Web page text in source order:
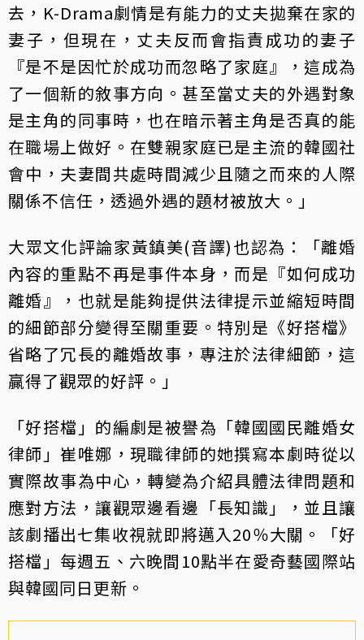
去，K-Drama劇情是有能力的丈夫拋棄在家的
妻子，但現在，丈夫反而會指責成功的妻子
『是不是因忙於成功而忽略了家庭』，這成為
了一個新的敘事方向。甚至當丈夫的外遇對象
是主角的同事時，也在暗示著主角是否真的能
在職場上做好。在雙親家庭已是主流的韓國社
會中，夫妻間共處時間減少且隨之而來的人際
關係不信任，透過外遇的題材被放大。」
大眾文化評論家黃鎮美(音譯)也認為：「離婚
內容的重點不再是事件本身，而是『如何成功
離婚』，也就是能夠提供法律提示並縮短時間
的細節部分變得至關重要。特別是《好搭檔》
省略了冗長的離婚故事，專注於法律細節，這
贏得了觀眾的好評。」
「好搭檔」的編劇是被譽為「韓國國民離婚女
律師」崔唯娜，現職律師的她撰寫本劇時從以
實際故事為中心，轉變為介紹具體法律問題和
應對方法，讓觀眾邊看邊「長知識」，並且讓
該劇播出七集收視就即將邁入20％大關。「好
搭檔」每週五、六晚間10點半在愛奇藝國際站
與韓國同日更新。